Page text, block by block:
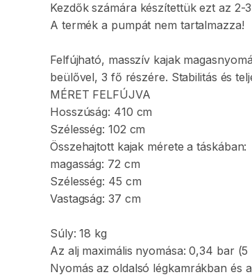
Kezdők számára készítettük ezt az 2-3
A termék a pumpát nem tartalmazza!
Felfújható​,​ masszív kajak
beülővel​,​ 3 fő részére. Stabilitás és
MÉRET FELFÚJVA
Hosszúság: 410 cm
Szélesség: 102 cm
Összehajtott kajak mérete a táskában:
magasság: 72 cm
Szélesség: 45 cm
Vastagság: 37 cm
Súly: 18 kg
Az alj maximális nyomása: 0​,​34 bar (5
Nyomás az oldalsó légkamrákban és